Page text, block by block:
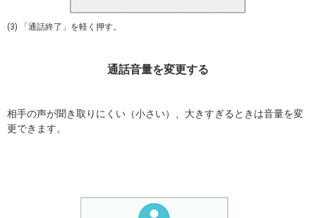
(3) 「通話終了」を軽く押す。
通話音量を変更する
相手の声が聞き取りにくい（小さい）、大きすぎるときは音量を変
更できます。